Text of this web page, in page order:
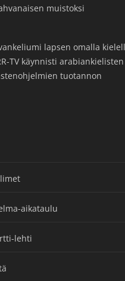
muistoksi
lapsen omalla
TV käynnisti arabiankielisten
tuotannon
aikataulu
lehti